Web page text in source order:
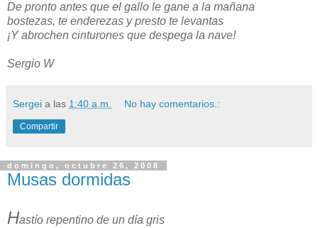
De pronto antes que el gallo le gane a la mañana
bostezas, te enderezas y presto te levantas
¡Y abrochen cinturones que despega la nave!
Sergio W
Sergei a las 1:40 a.m. No hay comentarios.:
Compartir
domingo, octubre 26, 2008
Musas dormidas
Hastío repentino de un día gris